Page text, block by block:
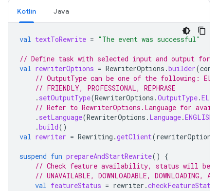
Kotlin Java
val textToRewrite = "The event was successful"
// Define task with selected input and output
val rewriterOptions = RewriterOptions .builder(
// OutputType can be one of the following:
// FRIENDLY, PROFESSIONAL, REPHRASE
. setOutputType(RewriterOptions .OutputType.
// Refer to RewriterOptions.Language for
. setLanguage(RewriterOptions . Language.ENGLISH
.build()
val rewriter = Rewriting .getClient(rewriterOptions
suspend fun prepareAndStartRewrite()
{
// Check feature availability, status will be
// UNAVAILABLE, DOWNLOADABLE, DOWNLOADING,
val featureStatus = rewriter .checkFeatureStatus